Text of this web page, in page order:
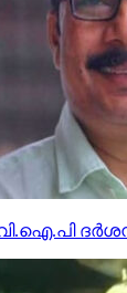
വി.ഐ.പി